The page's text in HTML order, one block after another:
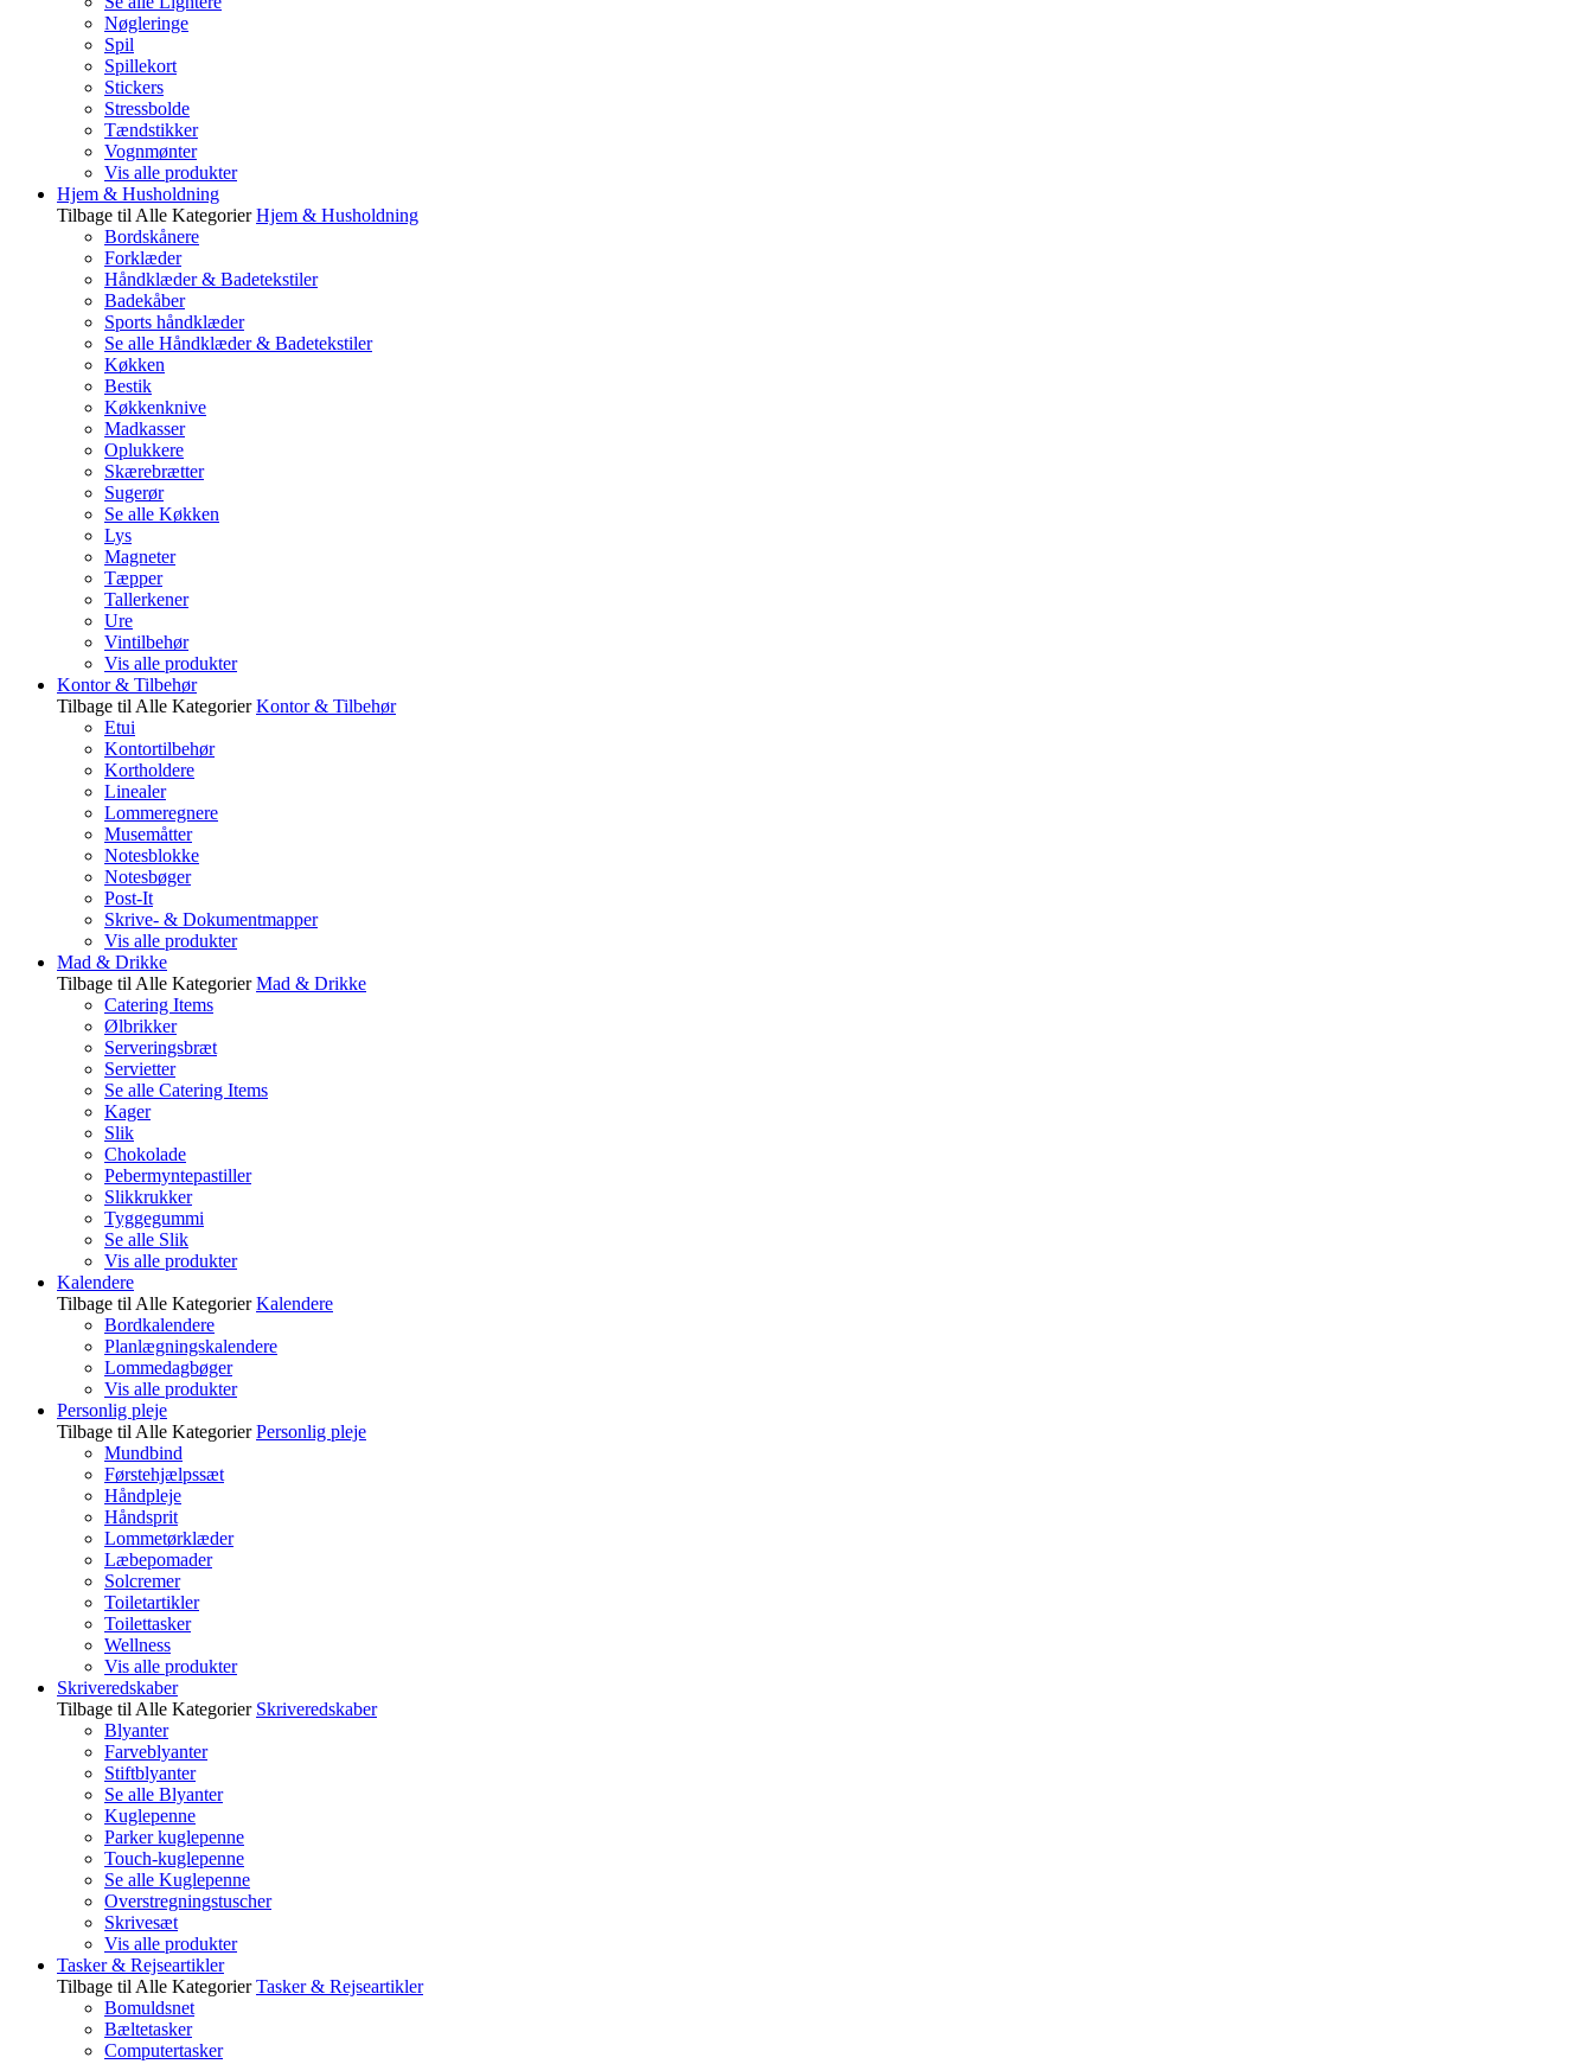
Nøgleringe
Spil
Spillekort
Stickers
Stressbolde
Tændstikker
Vognmønter
Vis alle produkter
Hjem & Husholdning
Tilbage til Alle Kategorier Hjem & Husholdning
Bordskånere
Forklæder
Håndklæder & Badetekstiler
Badekåber
Sports håndklæder
Se alle Håndklæder & Badetekstiler
Køkken
Bestik
Køkkenknive
Madkasser
Oplukkere
Skærebrætter
Sugerør
Se alle Køkken
Lys
Magneter
Tæpper
Tallerkener
Ure
Vintilbehør
Vis alle produkter
Kontor & Tilbehør
Tilbage til Alle Kategorier Kontor & Tilbehør
Etui
Kontortilbehør
Kortholdere
Linealer
Lommeregnere
Musemåtter
Notesblokke
Notesbøger
Post-It
Skrive- & Dokumentmapper
Vis alle produkter
Mad & Drikke
Tilbage til Alle Kategorier Mad & Drikke
Catering Items
Ølbrikker
Serveringsbræt
Servietter
Se alle Catering Items
Kager
Slik
Chokolade
Pebermyntepastiller
Slikkrukker
Tyggegummi
Se alle Slik
Vis alle produkter
Kalendere
Tilbage til Alle Kategorier Kalendere
Bordkalendere
Planlægningskalendere
Lommedagbøger
Vis alle produkter
Personlig pleje
Tilbage til Alle Kategorier Personlig pleje
Mundbind
Førstehjælpssæt
Håndpleje
Håndsprit
Lommetørklæder
Læbepomader
Solcremer
Toiletartikler
Toilettasker
Wellness
Vis alle produkter
Skriveredskaber
Tilbage til Alle Kategorier Skriveredskaber
Blyanter
Farveblyanter
Stiftblyanter
Se alle Blyanter
Kuglepenne
Parker kuglepenne
Touch-kuglepenne
Se alle Kuglepenne
Overstregningstuscher
Skrivesæt
Vis alle produkter
Tasker & Rejseartikler
Tilbage til Alle Kategorier Tasker & Rejseartikler
Bomuldsnet
Bæltetasker
Computertasker